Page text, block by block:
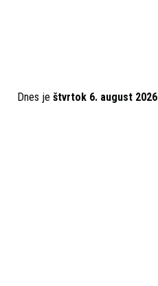
Dnes je štvrtok 6. august 2026